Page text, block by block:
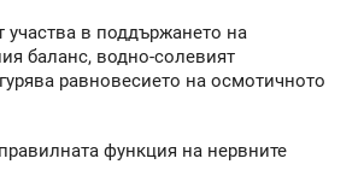
участва в поддържането на
баланс, водно-солевият
равновесието на осмотичното
функция на нервните